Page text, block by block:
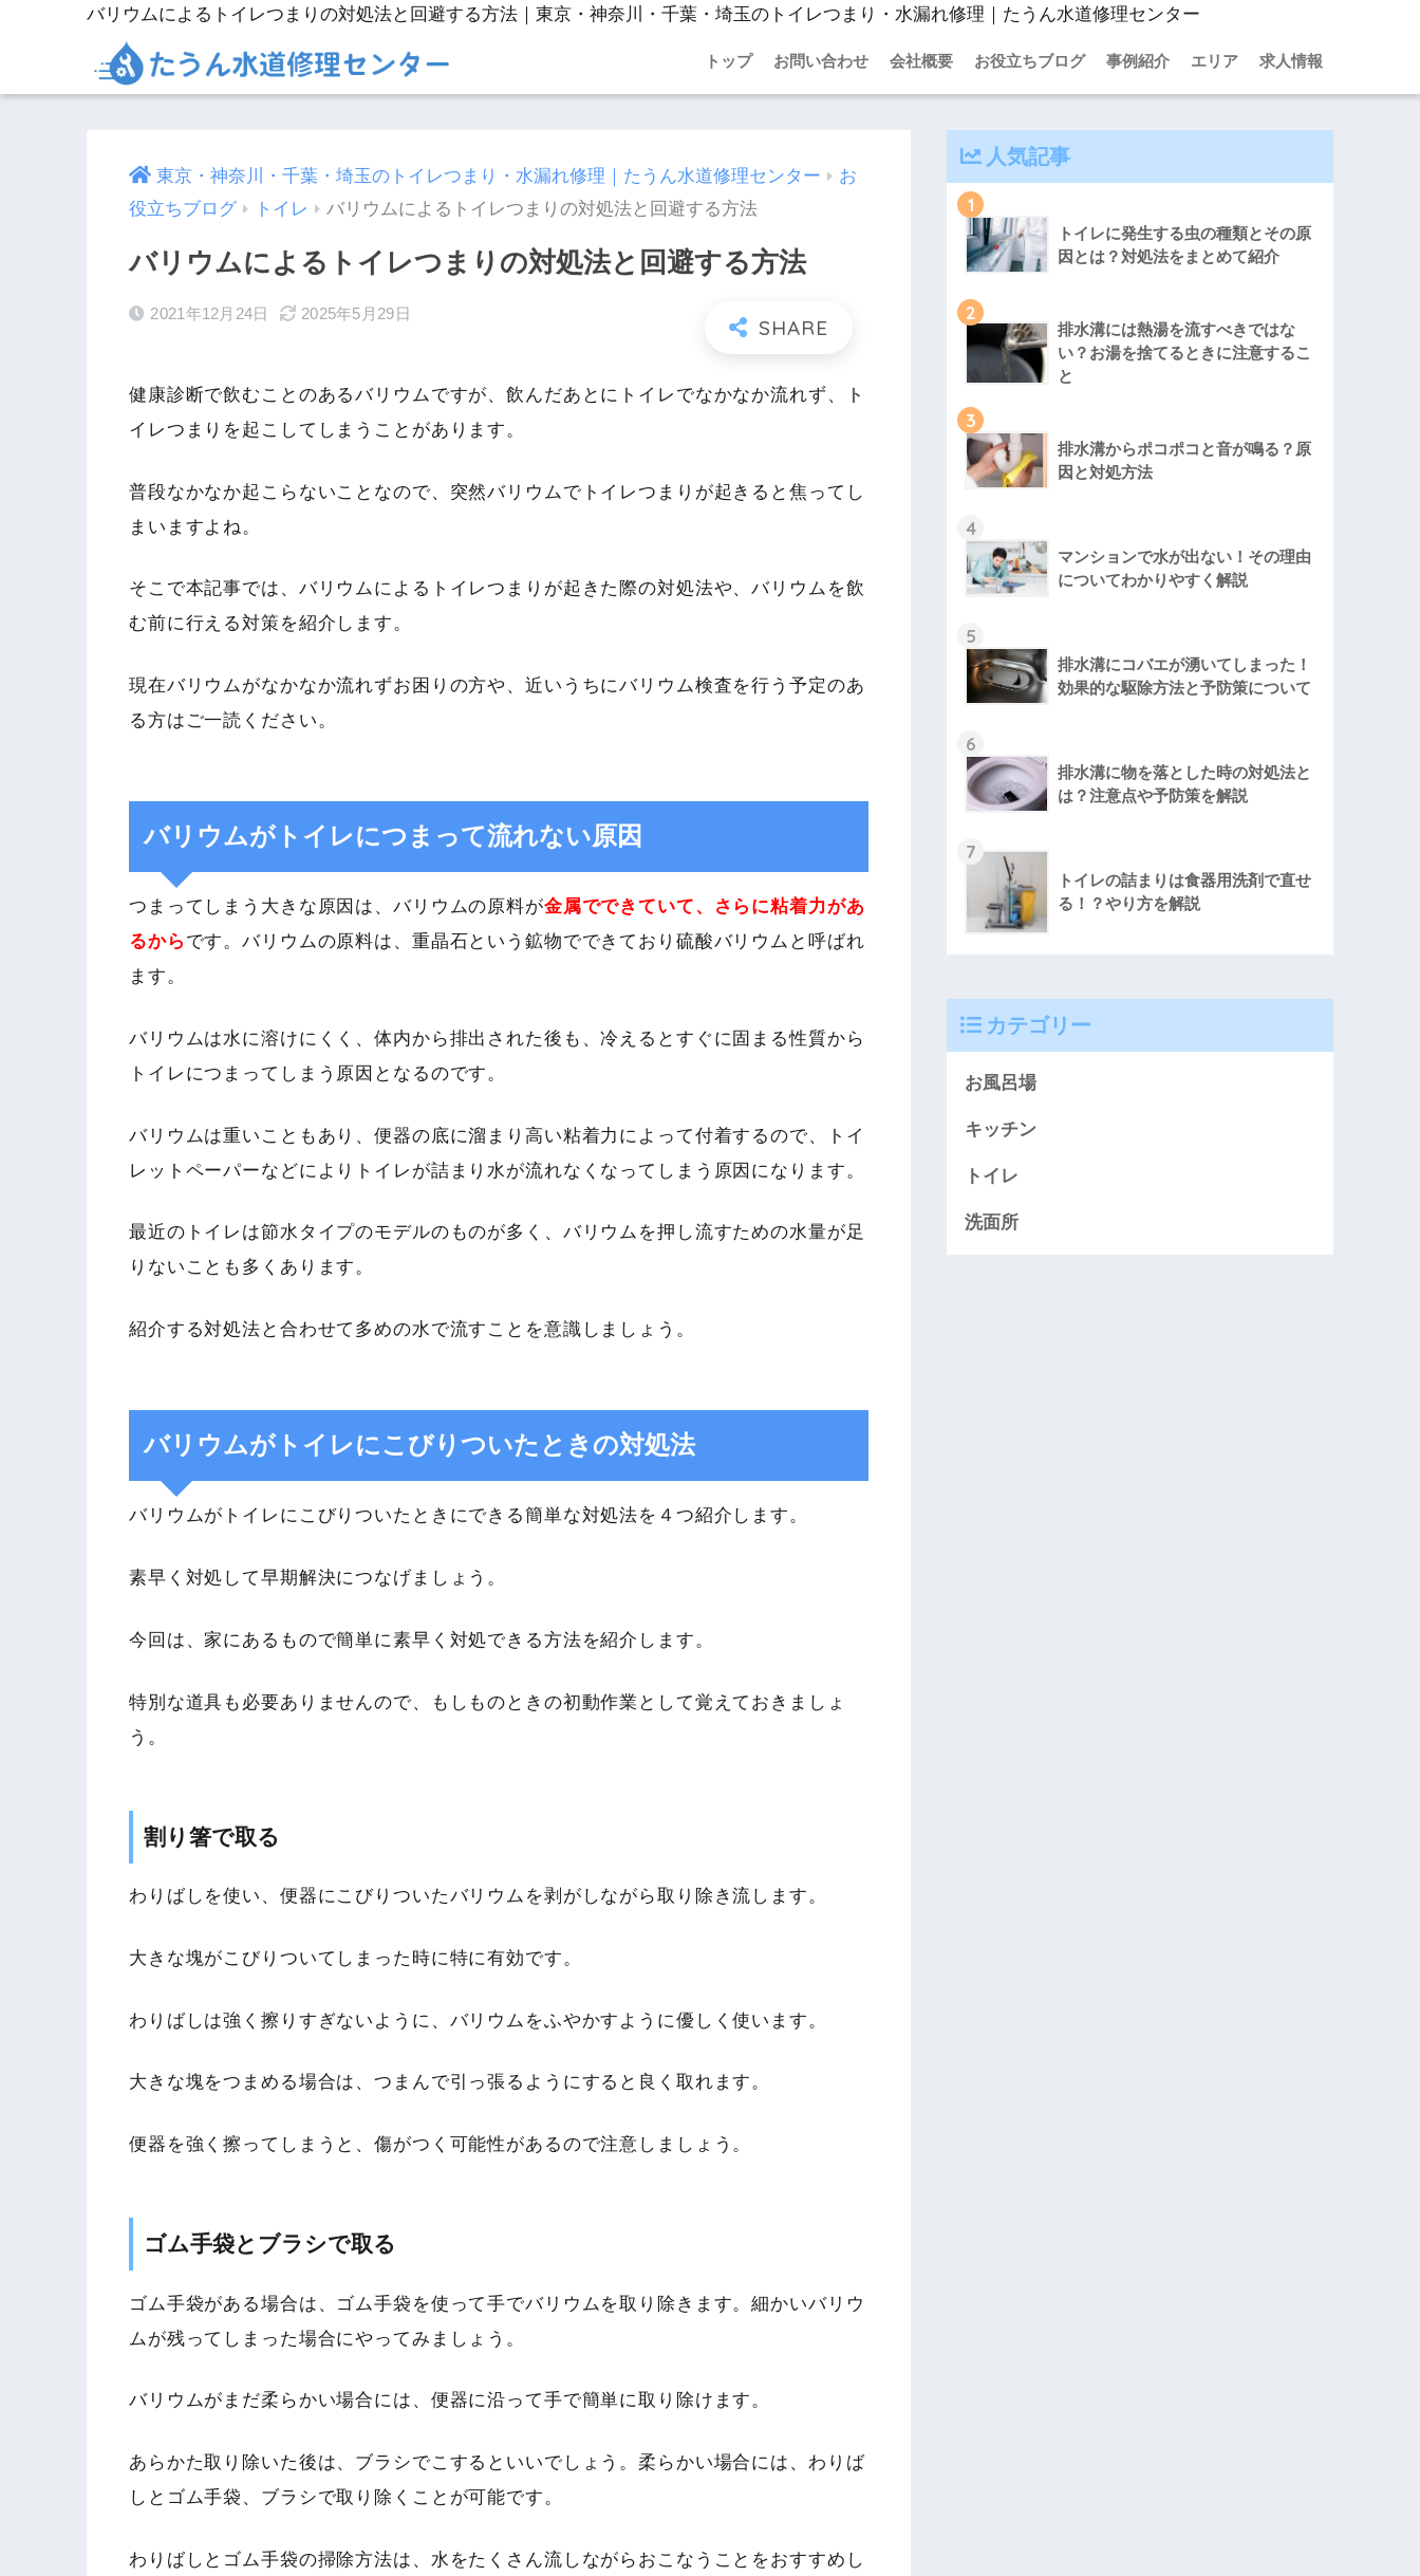
バリウムによるトイレつまりの対処法と回避する方法｜東京・神奈川・千葉・埼玉のトイレつまり・水漏れ修理｜たうん水道修理センター
トップ お問い合わせ 会社概要 お役立ちブログ 事例紹介 エリア 求人情報
東京・神奈川・千葉・埼玉のトイレつまり・水漏れ修理｜たうん水道修理センター
お
役立ちブログ
トイレ バリウムによるトイレつまりの対処法と回避する方法
バリウムによるトイレつまりの対処法と回避する方法
2021年12月24日 2025年5月29日
健康診断で飲むことのあるバリウムですが、飲んだあとにトイレでなかなか流れず、ト
イレつまりを起こしてしまうことがあります。
普段なかなか起こらないことなので、突然バリウムでトイレつまりが起きると焦ってし
まいますよね。
そこで本記事では、バリウムによるトイレつまりが起きた際の対処法や、バリウムを飲
む前に行える対策を紹介します。
現在バリウムがなかなか流れずお困りの方や、近いうちにバリウム検査を行う予定のあ
る方はご一読ください。
バリウムがトイレにつまって流れない原因
つまってしまう大きな原因は、バリウムの原料が金属でできていて、さらに粘着力があ
るから です。バリウムの原料は、重晶石という鉱物でできており硫酸バリウムと呼ばれ
ます。
バリウムは水に溶けにくく、体内から排出された後も、冷えるとすぐに固まる性質から
トイレにつまってしまう原因となるのです。
バリウムは重いこともあり、便器の底に溜まり高い粘着力によって付着するので、トイ
レットペーパーなどによりトイレが詰まり水が流れなくなってしまう原因になります。
最近のトイレは節水タイプのモデルのものが多く、バリウムを押し流すための水量が足
りないことも多くあります。
紹介する対処法と合わせて多めの水で流すことを意識しましょう。
バリウムがトイレにこびりついたときの対処法
バリウムがトイレにこびりついたときにできる簡単な対処法を４つ紹介します。
素早く対処して早期解決につなげましょう。
今回は、家にあるもので簡単に素早く対処できる方法を紹介します。
特別な道具も必要ありませんので、もしものときの初動作業として覚えておきましょ
う。
割り箸で取る
わりばしを使い、便器にこびりついたバリウムを剥がしながら取り除き流します。
大きな塊がこびりついてしまった時に特に有効です。
わりばしは強く擦りすぎないように、バリウムをふやかすように優しく使います。
大きな塊をつまめる場合は、つまんで引っ張るようにすると良く取れます。
便器を強く擦ってしまうと、傷がつく可能性があるので注意しましょう。
ゴム手袋とブラシで取る
ゴム手袋がある場合は、ゴム手袋を使って手でバリウムを取り除きます。細かいバリウ
ムが残ってしまった場合にやってみましょう。
バリウムがまだ柔らかい場合には、便器に沿って手で簡単に取り除けます。
あらかた取り除いた後は、ブラシでこするといいでしょう。柔らかい場合には、わりば
しとゴム手袋、ブラシで取り除くことが可能です。
わりばしとゴム手袋の掃除方法は、水をたくさん流しながらおこなうことをおすすめし
人気記事
1
トイレに発生する虫の種類とその原
因とは？対処法をまとめて紹介
2
排水溝には熱湯を流すべきではな
い？お湯を捨てるときに注意するこ
と
3
排水溝からポコポコと音が鳴る？原
因と対処方法
4
マンションで水が出ない！その理由
についてわかりやすく解説
5
排水溝にコバエが湧いてしまった！
効果的な駆除方法と予防策について
6
排水溝に物を落とした時の対処法と
は？注意点や予防策を解説
7
トイレの詰まりは食器用洗剤で直せ
る！？やり方を解説
カテゴリー
お風呂場
キッチン
トイレ
洗面所